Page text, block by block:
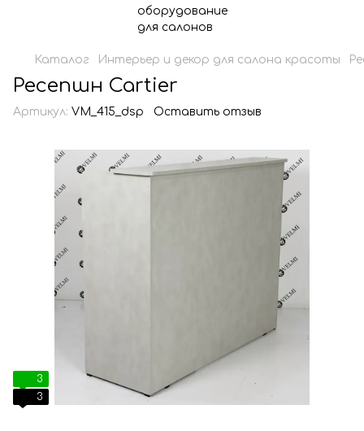
Каталог Интерьер и декор для салона красоты
Ресепшн Cartier
Артикул: VM_415_dsp Оставить отзыв
3
3